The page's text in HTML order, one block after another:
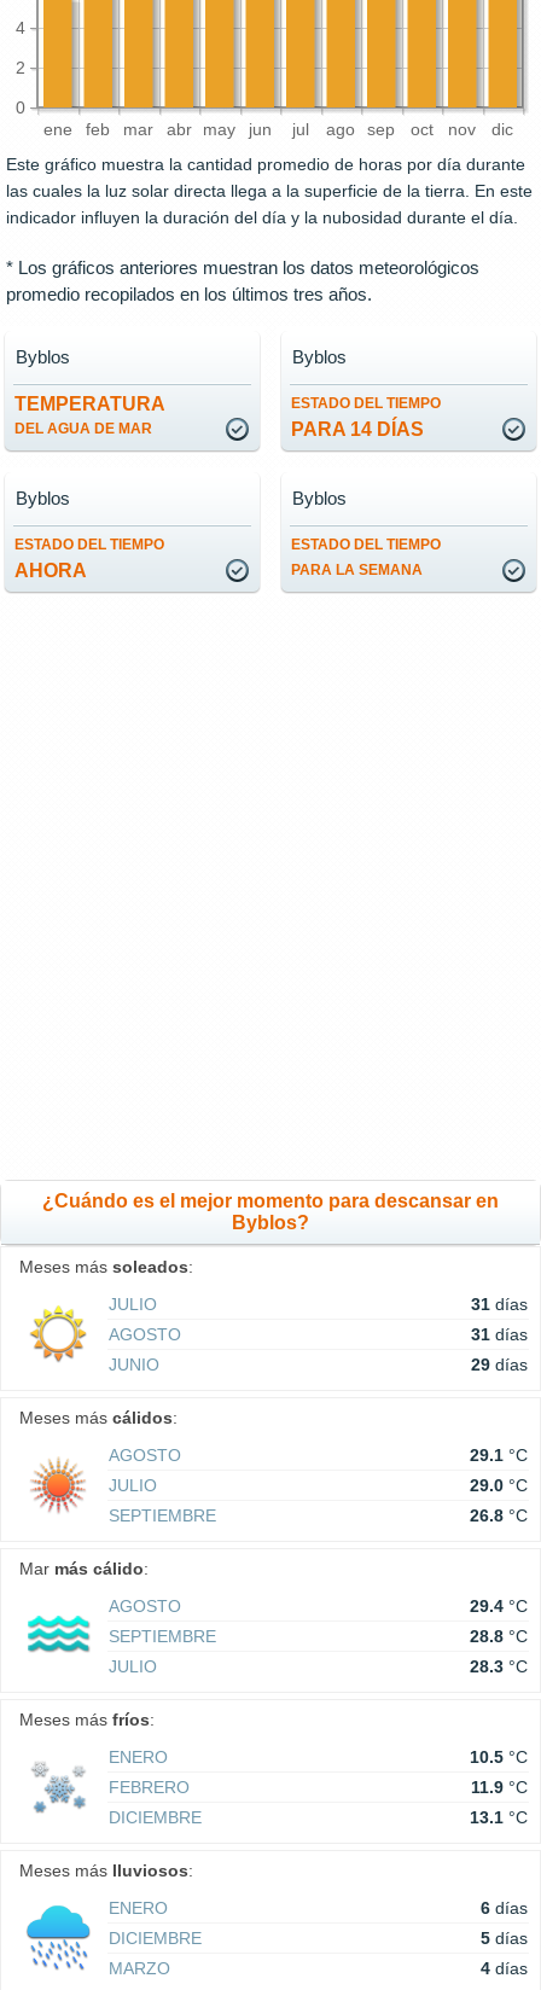
ene feb mar abr may jun jul ago sep oct nov dic
0
2
4
Este gráfico muestra la cantidad promedio de horas por día durante
las cuales la luz solar directa llega a la superficie de la tierra. En este
indicador influyen la duración del día y la nubosidad durante el día.
* Los gráficos anteriores muestran los datos meteorológicos
promedio recopilados en los últimos tres años.
TEMPERATURA
DEL AGUA DE MAR
Byblos
ESTADO DEL TIEMPO
PARA 14 DÍAS
Byblos
ESTADO DEL TIEMPO
AHORA
Byblos
ESTADO DEL TIEMPO
PARA LA SEMANA
Byblos
¿Cuándo es el mejor momento para descansar en
Byblos?
Meses más soleados:
JULIO
31 días
AGOSTO
31 días
JUNIO
29 días
Meses más cálidos:
AGOSTO
29.1 °C
JULIO
29.0 °C
SEPTIEMBRE
26.8 °C
Mar más cálido:
AGOSTO
29.4 °C
SEPTIEMBRE
28.8 °C
JULIO
28.3 °C
Meses más fríos:
ENERO
10.5 °C
FEBRERO
11.9 °C
DICIEMBRE
13.1 °C
Meses más lluviosos:
ENERO
6 días
DICIEMBRE
5 días
MARZO
4 días